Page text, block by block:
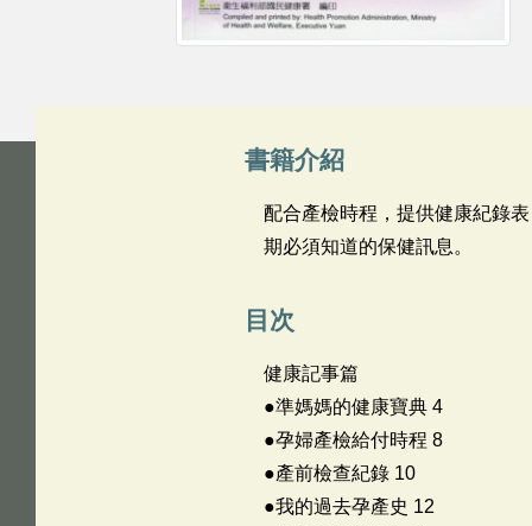
書籍介紹
配合產檢時程，提供健康紀錄
期必須知道的保健訊息。
目次
健康記事篇
●準媽媽的健康寶典 4
●孕婦產檢給付時程 8
●產前檢查紀錄 10
●我的過去孕產史 12